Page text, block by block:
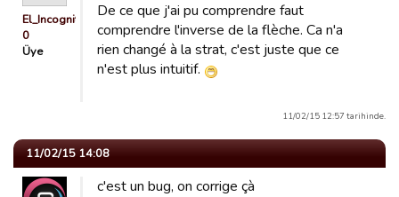
El_Incognito
0
Üye
De ce que j'ai pu comprendre faut
comprendre l'inverse de la flèche. Ca n'a
rien changé à la strat, c'est juste que ce
n'est plus intuitif.
11/02/15 12:57 tarihinde.
11/02/15 14:08
c'est un bug, on corrige çà